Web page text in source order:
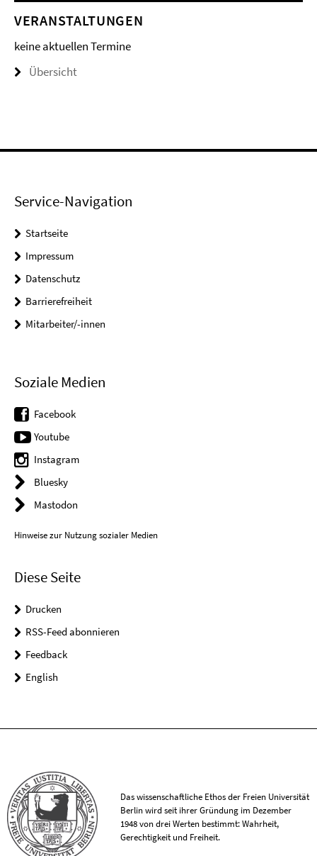
VERANSTALTUNGEN
keine aktuellen Termine
Übersicht
Service-Navigation
Startseite
Impressum
Datenschutz
Barrierefreiheit
Mitarbeiter/-innen
Soziale Medien
Facebook
Youtube
Instagram
Bluesky
Mastodon
Hinweise zur Nutzung sozialer Medien
Diese Seite
Drucken
RSS-Feed abonnieren
Feedback
English
Das wissenschaftliche Ethos der Freien Universität
Berlin wird seit ihrer Gründung im Dezember
1948 von drei Werten bestimmt: Wahrheit,
Gerechtigkeit und Freiheit.